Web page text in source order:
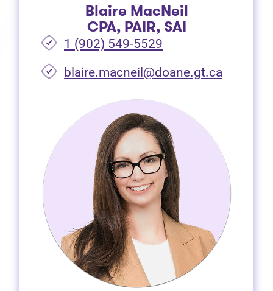
Blaire MacNeil
CPA, PAIR, SAI
1 (902) 549-5529
blaire.macneil@doane.gt.ca